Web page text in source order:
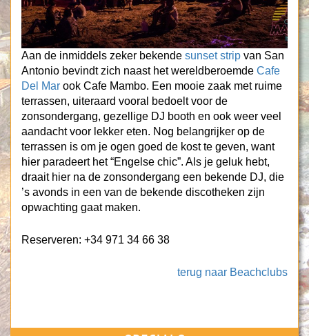
Aan de inmiddels zeker bekende sunset strip van San
Antonio bevindt zich naast het wereldberoemde Cafe
Del Mar ook Cafe Mambo. Een mooie zaak met ruime
terrassen, uiteraard vooral bedoelt voor de
zonsondergang, gezellige DJ booth en ook weer veel
aandacht voor lekker eten. Nog belangrijker op de
terrassen is om je ogen goed de kost te geven, want
hier paradeert het “Engelse chic”. Als je geluk hebt,
draait hier na de zonsondergang een bekende DJ, die
’s avonds in een van de bekende discotheken zijn
opwachting gaat maken.
Reserveren: +34 971 34 66 38
terug naar Beachclubs